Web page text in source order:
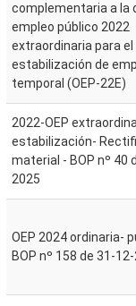
complementaria a la
empleo público 2022
extraordinaria para
estabilización de
temporal (OEP-22E)
2022-OEP
estabilización-
material - BOP nº 40
2025
OEP 2024 ordinaria-
BOP nº 158 de 31-